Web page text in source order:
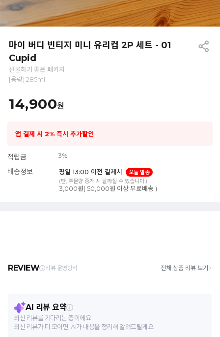
마이 버디 빈티지 미니 유리컵 2P 세트 - 01
Cupid
선물하기 좋은 패키지
[용량] 285ml
14,900원
앱 결제 시 2% 즉시 추가할인
적립금 3%
배송정보 평일 13:00 이전 결제시
오늘 발송
(단, 주문량 증가 시 달라질 수 있습니다.)
3,000원( 50,000원 이상 무료배송 )